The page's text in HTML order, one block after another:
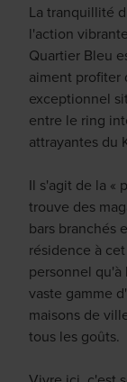
La tranquillité
l'action
Quartier Bleu
aiment profiter
exceptionnel
entre le ring
attrayantes du
Il s'agit de la «
trouve des
bars branchés
résidence à
personnel qu'à
vaste gamme
maisons de
tous les goûts.